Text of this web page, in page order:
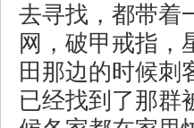
去寻找，都带着
网，破甲戒指，
田那边的时候刺
已经找到了那群